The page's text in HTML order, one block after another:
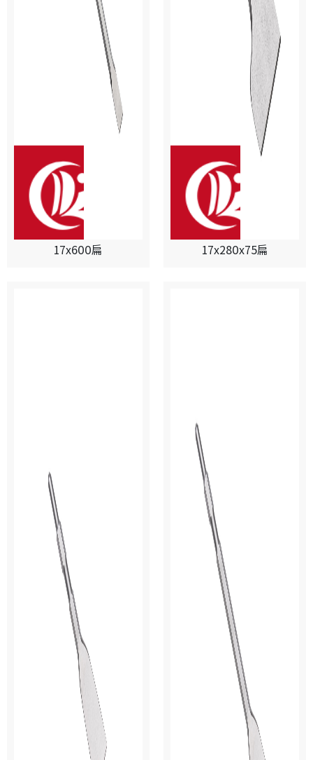
17x600扁 17x280x75扁